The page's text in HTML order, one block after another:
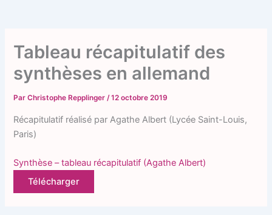
Tableau récapitulatif des
synthèses en allemand
ParChristophe Repplinger/12 octobre 2019
Récapitulatif réalisé par Agathe Albert (Lycée Saint-Louis,
Paris)
Synthèse – tableau récapitulatif (Agathe Albert)
Télécharger